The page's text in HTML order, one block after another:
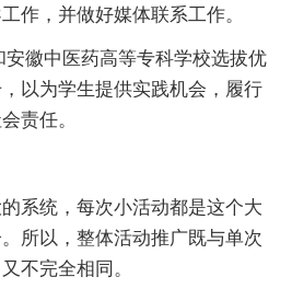
作，并做好媒体联系工作。
徽中医药高等专科学校选拔优
以为学生提供实践机会，履行
责任。
统，每次小活动都是这个大
所以，整体活动推广既与单次
不完全相同。